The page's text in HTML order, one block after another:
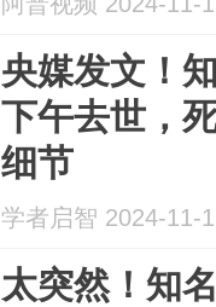
央媒发文！
下午去世，
细节
学者启智 2024-11-
太突然！知